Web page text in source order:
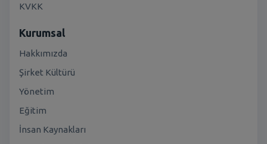
KVKK
Kurumsal
Hakkımızda
Şirket Kültürü
Yönetim
Eğitim
İnsan Kaynakları